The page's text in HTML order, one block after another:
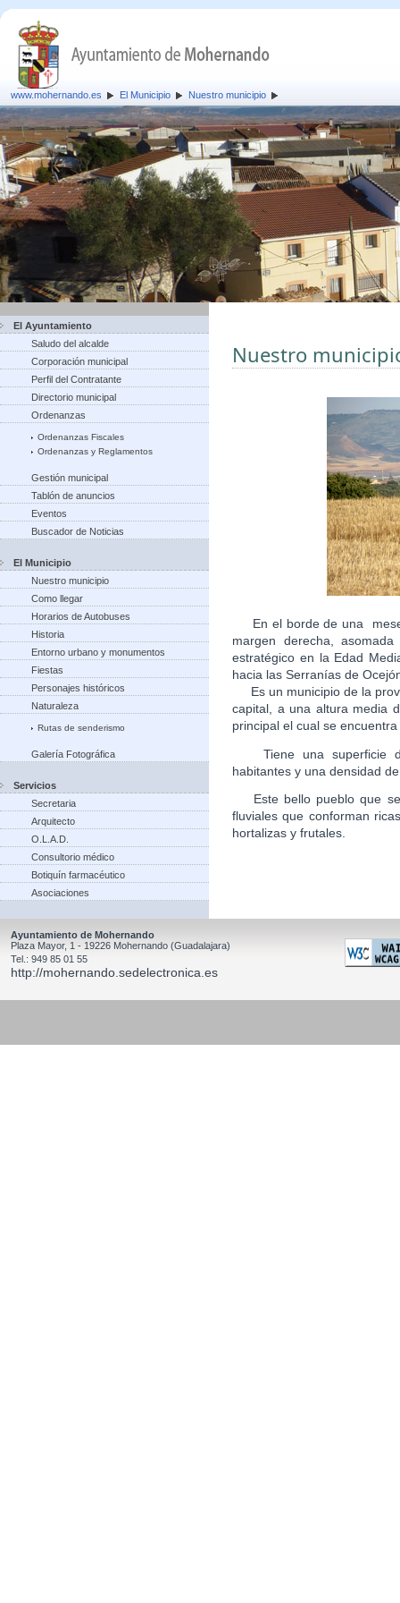
www.mohernando.es El Municipio Nuestro municipio
El Ayuntamiento
Saludo del alcalde
Corporación municipal
Perfil del Contratante
Directorio municipal
Ordenanzas
Ordenanzas Fiscales
Ordenanzas y Reglamentos
Gestión municipal
Tablón de anuncios
Eventos
Buscador de Noticias
El Municipio
Nuestro municipio
Como llegar
Horarios de Autobuses
Historia
Entorno urbano y monumentos
Fiestas
Personajes históricos
Naturaleza
Rutas de senderismo
Galería Fotográfica
Servicios
Secretaria
Arquitecto
O.L.A.D.
Consultorio médico
Botiquín farmacéutico
Asociaciones
Nuestro
En el borde de una
margen derecha,
estratégico en la Edad
hacia las Serranías de
Es un municipio de la
capital, a una altura media
principal el cual se
Tiene una superficie
habitantes y una densidad
Este bello pueblo que se
fluviales que conforman
hortalizas y frutales.
Ayuntamiento de Mohernando
Plaza Mayor, 1 - 19226 Mohernando (Guadalajara)
Tel.: 949 85 01 55
http://mohernando.sedelectronica.es